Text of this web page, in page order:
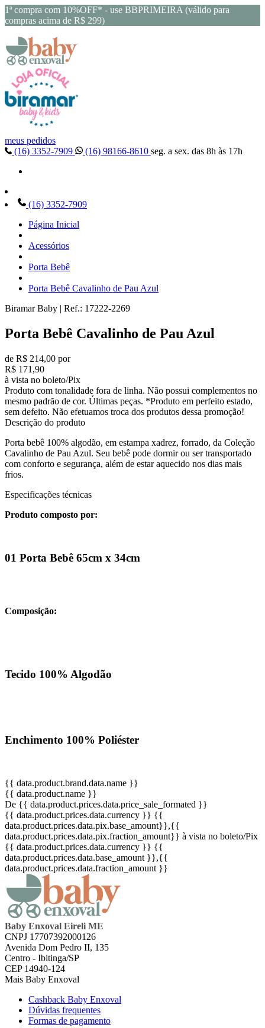
1ª compra com 10%OFF* - use BBPRIMEIRA (válido para
compras acima de R$ 299)
meus pedidos
(16) 3352-7909
(16) 98166-8610 seg. a sex. das 8h às 17h
(16) 3352-7909
Página Inicial
Acessórios
Porta Bebê
Porta Bebê Cavalinho de Pau Azul
Biramar Baby | Ref.: 17222-2269
Porta Bebê Cavalinho de Pau Azul
de R$ 214,00 por
R$ 171,90
à vista no boleto/Pix
Produto com tonalidade fora de linha. Não possui complementos no
mesmo padrão de cor. Últimas peças. *Produto em perfeito estado,
sem defeito. Não efetuamos troca dos produtos dessa promoção!
Descrição do produto
Porta bebê 100% algodão, em estampa xadrez, forrado, da Coleção
Cavalinho de Pau Azul. Seu bebê pode dormir ou ser transportado
com conforto e segurança, além de estar aquecido nos dias mais
frios.
Especificações técnicas
Produto composto por:
01 Porta Bebê 65cm x 34cm
Composição:
Tecido 100% Algodão
Enchimento 100% Poliéster
{{ data.product.brand.data.name }}
{{ data.product.name }}
De {{ data.product.prices.data.price_sale_formated }}
{{ data.product.prices.data.currency }} {{
data.product.prices.data.pix.base_amount}},{{
data.product.prices.data.pix.fraction_amount}} à vista no boleto/Pix
{{ data.product.prices.data.currency }} {{
data.product.prices.data.base_amount }},{{
data.product.prices.data.fraction_amount }}
Baby Enxoval Eireli ME
CNPJ 17707392000126
Avenida Dom Pedro II, 135
Centro - Ibitinga/SP
CEP 14940-124
Mais Baby Enxoval
Cashback Baby Enxoval
Dúvidas frequentes
Formas de pagamento